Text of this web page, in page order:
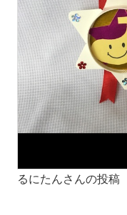
るにたんさんの投稿